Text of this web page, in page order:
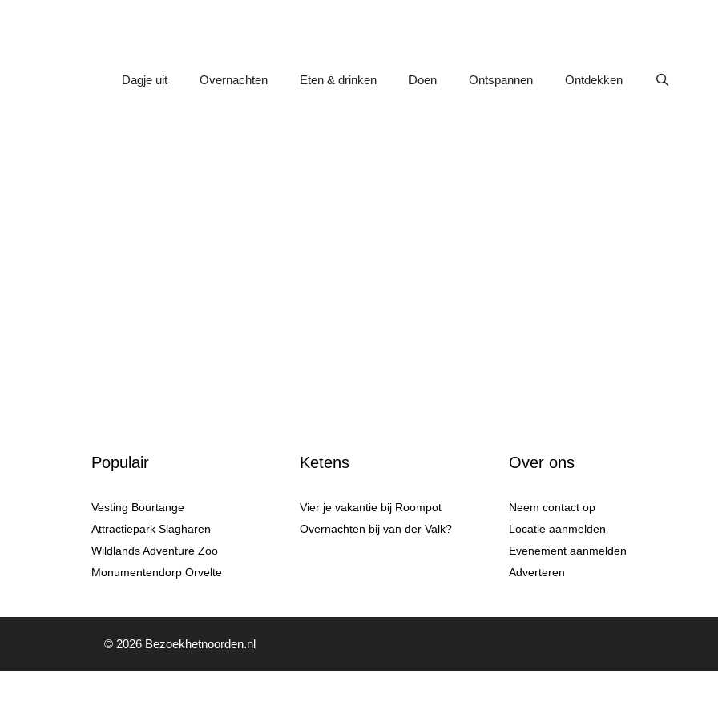
Dagje uit Overnachten Eten & drinken Doen Ontspannen Ontdekken
Populair
Vesting Bourtange
Attractiepark Slagharen
Wildlands Adventure Zoo
Monumentendorp Orvelte
Ketens
Vier je vakantie bij Roompot
Overnachten bij van der Valk?
Over ons
Neem contact op
Locatie aanmelden
Evenement aanmelden
Adverteren
© 2026 Bezoekhetnoorden.nl